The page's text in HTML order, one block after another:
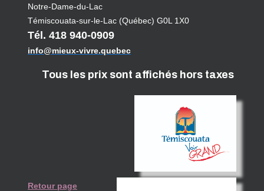
Notre-Dame-du-Lac
Témiscouata-sur-le-Lac (Québec) G0L 1X0
Tél. 418 940-0909
info@mieux-vivre.quebec
Tous les prix sont affichés hors taxes
Retour page